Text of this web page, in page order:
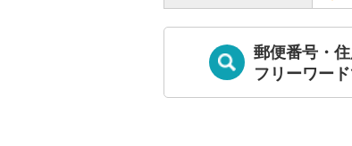
郵便番号・
フリーワー